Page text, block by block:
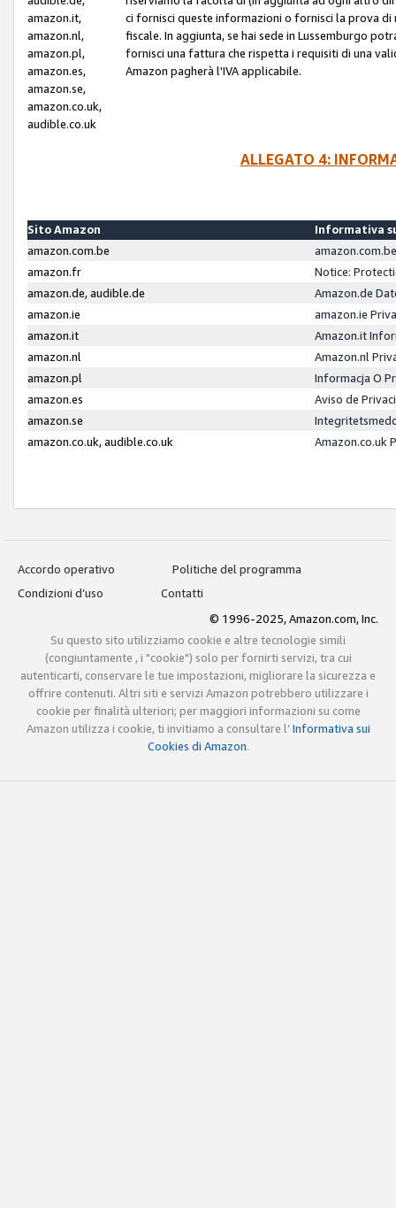
amazon.it,
amazon.nl,
amazon.pl,
amazon.es,
amazon.se,
amazon.co.uk,
audible.co.uk
ci fornisci queste informazioni o fornisci la prova
fiscale. In aggiunta, se hai sede in Lussemburgo
fornisci una fattura che rispetta i requisiti di una
Amazon pagherà l'IVA applicabile.
ALLEGATO 4:
Sito Amazon
Informativa
amazon.com.be
amazon.fr
Notice:
amazon.de, audible.de
Amazon.de
amazon.ie
amazon.ie
amazon.it
Amazon.it
amazon.nl
Amazon.nl
amazon.pl
Informacja O
amazon.es
Aviso de
amazon.se
amazon.co.uk, audible.co.uk
Amazon.co.uk
Accordo operativo
Politiche del programma
Condizioni d’uso
Contatti
© 1996-2025, Amazon.com, Inc.
Su questo sito utilizziamo cookie e altre tecnologie simili
(congiuntamente , i "cookie") solo per fornirti servizi, tra cui
autenticarti, conservare le tue impostazioni, migliorare la sicurezza e
offrire contenuti. Altri siti e servizi Amazon potrebbero utilizzare i
cookie per finalità ulteriori; per maggiori informazioni su come
Amazon utilizza i cookie, ti invitiamo a consultare l’Informativa sui
Cookies di Amazon.